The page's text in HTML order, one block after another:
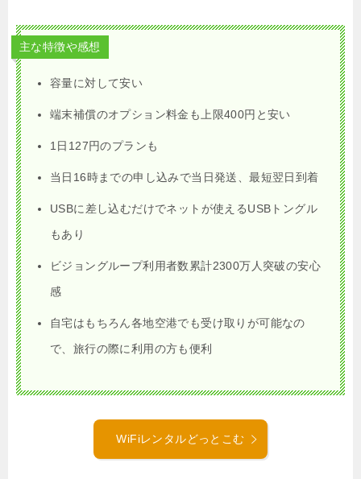
主な特徴や感想
容量に対して安い
端末補償のオプション料金も上限400円と安い
1日127円のプランも
当日16時までの申し込みで当日発送、最短翌日到着
USBに差し込むだけでネットが使えるUSBトングル
もあり
ビジョングループ利用者数累計2300万人突破の安心
感
自宅はもちろん各地空港でも受け取りが可能なの
で、旅行の際に利用の方も便利
WiFiレンタルどっとこむ